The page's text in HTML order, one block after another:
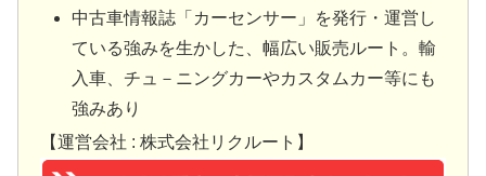
中古車情報誌「カーセンサー」を発行・運営し
ている強みを生かした、幅広い販売ルート。輸
入車、チュ－ニングカーやカスタムカー等にも
強みあり
【運営会社 : 株式会社リクルート】